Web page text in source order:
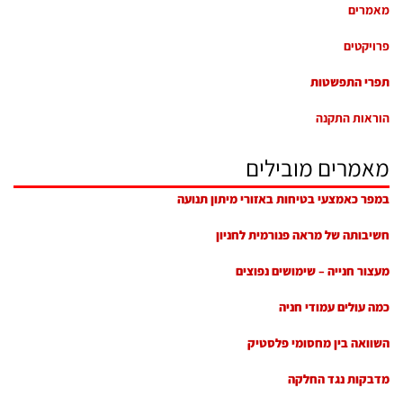
מאמרים
פרויקטים
תפרי התפשטות
הוראות התקנה
מאמרים מובילים
במפר כאמצעי בטיחות באזורי מיתון תנועה
חשיבותה של מראה פנורמית לחניון
מעצור חנייה – שימושים נפוצים
כמה עולים עמודי חניה
השוואה בין מחסומי פלסטיק
מדבקות נגד החלקה